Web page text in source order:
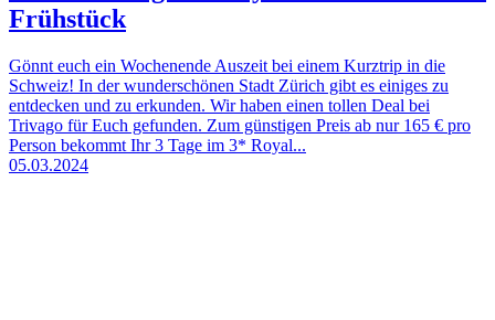
Frühstück
Gönnt euch ein Wochenende Auszeit bei einem Kurztrip in die
Schweiz! In der wunderschönen Stadt Zürich gibt es einiges zu
entdecken und zu erkunden. Wir haben einen tollen Deal bei
Trivago für Euch gefunden. Zum günstigen Preis ab nur 165 € pro
Person bekommt Ihr 3 Tage im 3* Royal...
05.03.2024